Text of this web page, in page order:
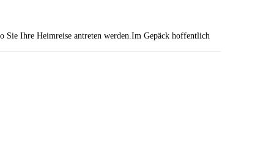
Sie Ihre Heimreise antreten werden.Im Gepäck hoffentlich